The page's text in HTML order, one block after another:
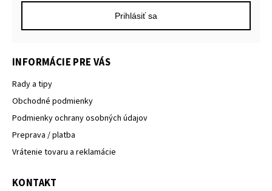
Prihlásiť sa
INFORMÁCIE PRE VÁS
Rady a tipy
Obchodné podmienky
Podmienky ochrany osobných údajov
Preprava / platba
Vrátenie tovaru a reklamácie
KONTAKT